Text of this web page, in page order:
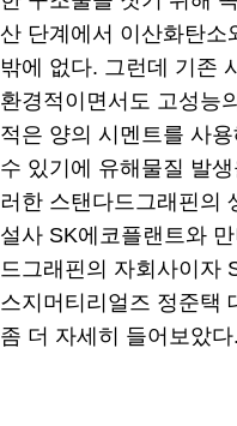
산 단계에서 이산화탄소
밖에 없다. 그런데 기존
환경적이면서도 고성능
적은 양의 시멘트를 사
수 있기에 유해물질 발
러한 스탠다드그래핀의
설사 SK에코플랜트와
드그래핀의 자회사이자
스지머티리얼즈 정준택
좀 더 자세히 들어보았다.